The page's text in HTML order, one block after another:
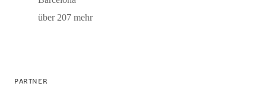
über 207 mehr
PARTNER